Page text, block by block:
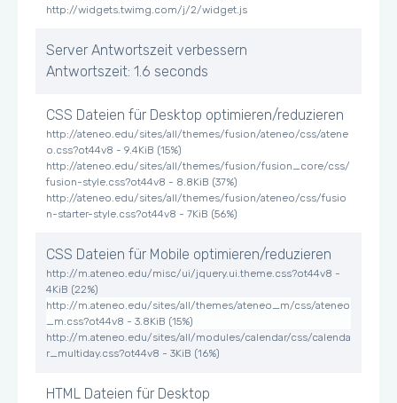
http://widgets.twimg.com/j/2/widget.js
Server Antwortszeit verbessern
Antwortszeit: 1.6 seconds
CSS Dateien für Desktop optimieren/reduzieren
http://ateneo.edu/sites/all/themes/fusion/ateneo/css/atene
o.css?ot44v8 - 9.4KiB (15%)
http://ateneo.edu/sites/all/themes/fusion/fusion_core/css/
fusion-style.css?ot44v8 - 8.8KiB (37%)
http://ateneo.edu/sites/all/themes/fusion/ateneo/css/fusio
n-starter-style.css?ot44v8 - 7KiB (56%)
CSS Dateien für Mobile optimieren/reduzieren
http://m.ateneo.edu/misc/ui/jquery.ui.theme.css?ot44v8 -
4KiB (22%)
http://m.ateneo.edu/sites/all/themes/ateneo_m/css/ateneo
_m.css?ot44v8 - 3.8KiB (15%)
http://m.ateneo.edu/sites/all/modules/calendar/css/calenda
r_multiday.css?ot44v8 - 3KiB (16%)
HTML Dateien für Desktop